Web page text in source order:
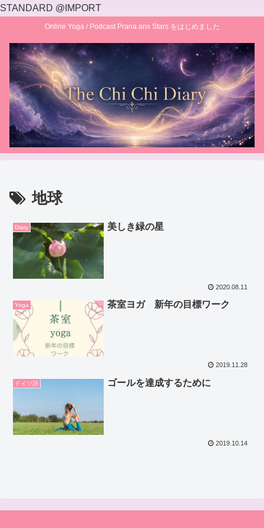
STANDARD @IMPORT
Online Yoga / Podcast Prana ans Stars をはじめました
地球
Diary 美しき緑の星
2020.08.11
Yoga 茶室ヨガ 新年の目標ワーク
2019.11.28
ドイツ語 ゴールを達成するために
2019.10.14